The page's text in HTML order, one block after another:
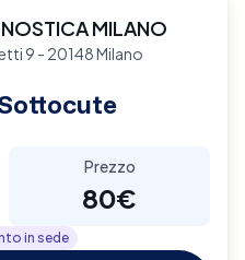
MILANO
9 - 20148 Milano
Prezzo
80€
in sede